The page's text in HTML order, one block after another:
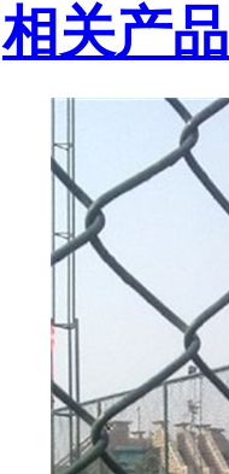
相关产品